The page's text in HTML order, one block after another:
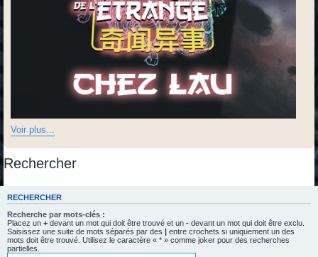
Voir plus...
Rechercher
RECHERCHER
Recherche par mots-clés :
Placez un + devant un mot qui doit être trouvé et un - devant un mot qui doit être exclu.
Saisissez une suite de mots séparés par des
entre crochets si uniquement un des
mots doit être trouvé. Utilisez le caractère « * » comme joker pour des recherches
partielles.